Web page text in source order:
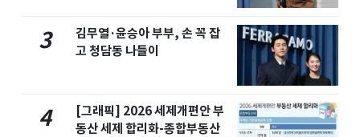
3
김무열·윤승아 부부, 손 꼭 잡
고 청담동 나들이
4
[그래픽] 2026 세제개편안 부
동산 세제 합리화-종합부동산